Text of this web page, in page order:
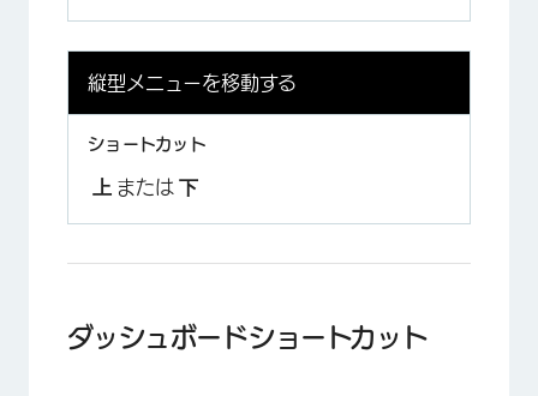
縦型メニューを移動する
上 または 下
ダッシュボードショートカット